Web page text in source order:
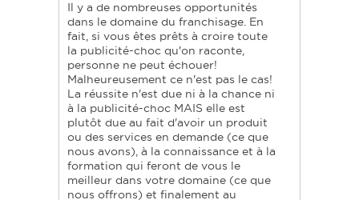
Il y a de nombreuses opportunités
dans le domaine du franchisage. En
fait, si vous êtes prêts à croire toute
la publicité-choc qu'on raconte,
personne ne peut échouer!
Malheureusement ce n'est pas le cas!
La réussite n'est due ni à la chance ni
à la publicité-choc MAIS elle est
plutôt due au fait d'avoir un produit
ou des services en demande (ce que
nous avons), à la connaissance et à la
formation qui feront de vous le
meilleur dans votre domaine (ce que
nous offrons) et finalement au